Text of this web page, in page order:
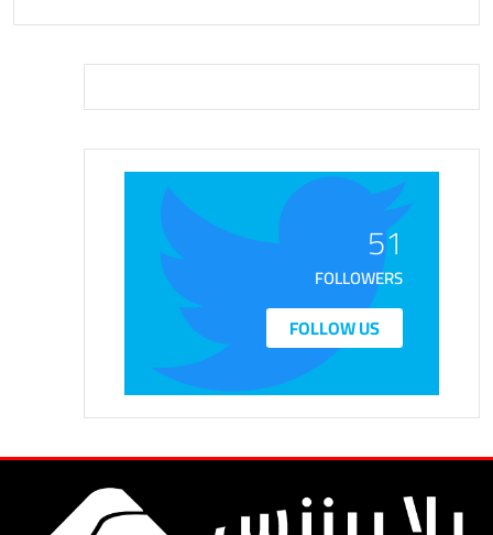
51
FOLLOWERS
FOLLOW US